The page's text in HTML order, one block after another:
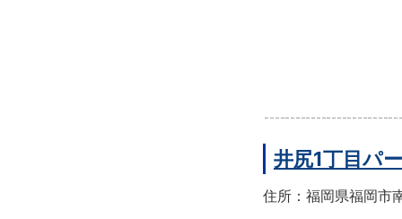
井尻1丁目パ
住所：福岡県福岡市